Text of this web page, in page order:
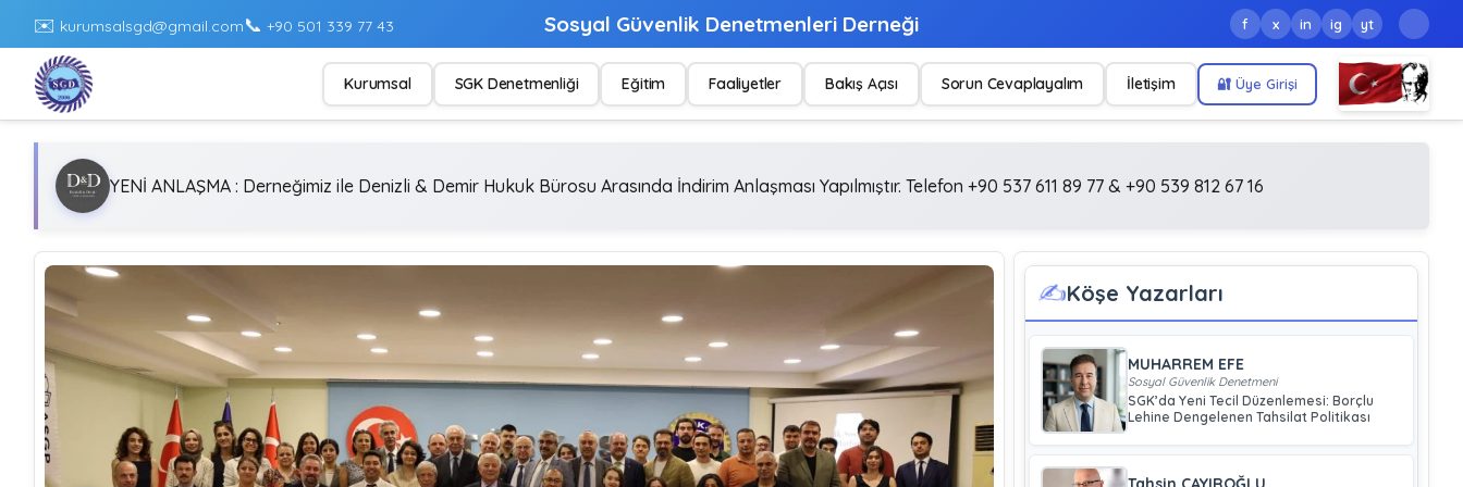
✉️ kurumsalsgd@gmail.com📞 +90 501 339 77 43 Sosyal Güvenlik Denetmenleri Derneği f x in ig yt
Kurumsal SGK Denetmenliği Eğitim Faaliyetler Bakış Açısı Sorun Cevaplayalım İletişim 🔐 Üye Girişi
YENİ ANLAŞMA : Derneğimiz ile Denizli & Demir Hukuk Bürosu Arasında İndirim Anlaşması Yapılmıştır. Telefon +90 537 611 89 77 & +90 539 812 67 16
✍️Köşe Yazarları
MUHARREM EFE
Sosyal Güvenlik Denetmeni
SGK’da Yeni Tecil Düzenlemesi: Borçlu
Lehine Dengelenen Tahsilat Politikası